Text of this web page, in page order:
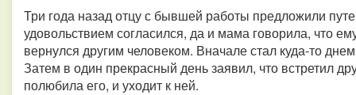
Три года назад отцу с бывшей работы предложили
удовольствием согласился, да и мама говорила, что
вернулся другим человеком. Вначале стал куда-то
Затем в один прекрасный день заявил, что встретил
полюбила его, и уходит к ней.